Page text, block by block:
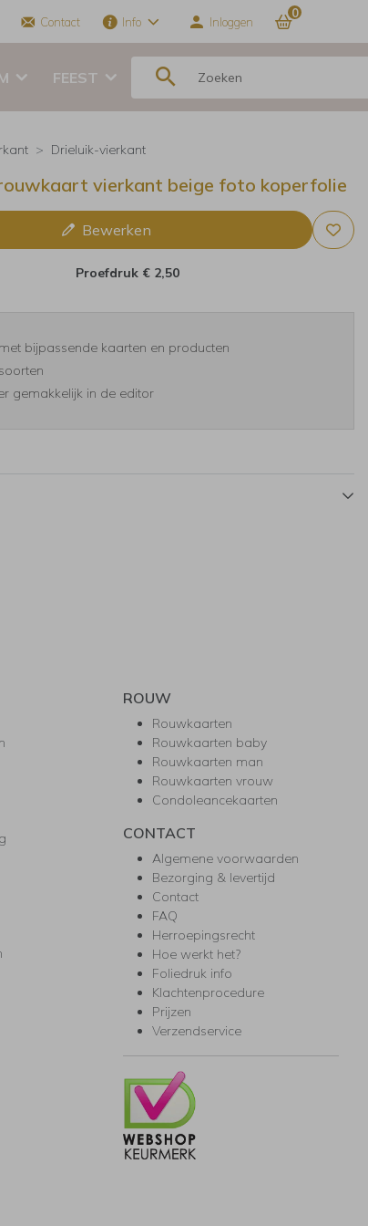
Contact Info Inloggen
0
FEEST
Drieluik-vierkant
vierkant beige foto koperfolie
Bewerken
Proefdruk € 2,50
bijpassende kaarten en producten
gemakkelijk in de editor
ROUW
Rouwkaarten
Rouwkaarten baby
Rouwkaarten man
Rouwkaarten vrouw
Condoleancekaarten
CONTACT
Algemene voorwaarden
Bezorging & levertijd
Contact
FAQ
Herroepingsrecht
Hoe werkt het?
Foliedruk info
Klachtenprocedure
Prijzen
Verzendservice